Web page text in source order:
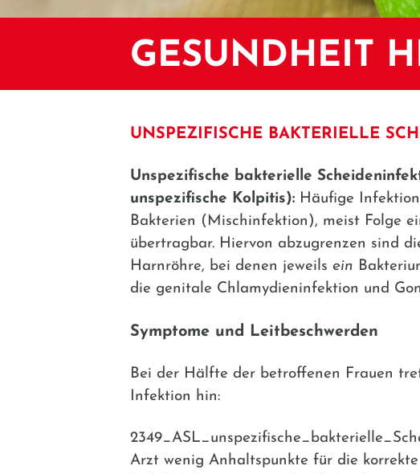
GESUNDHEIT
UNSPEZIFISCHE BAKTERIELLE
Unspezifische bakterielle
unspezifische Kolpitis): Häufige
Bakterien (Mischinfektion), meist Folge
übertragbar. Hiervon abzugrenzen sind
Harnröhre, bei denen jeweils ein
die genitale Chlamydieninfektion und
Symptome und Leitbeschwerden
Bei der Hälfte der betroffenen Frauen
Infektion hin:
Arzt wenig Anhaltspunkte für die